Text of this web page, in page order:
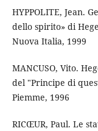
HYPPOLITE, Jean.
dello spirito» di
Nuova Italia, 1999
MANCUSO, Vito.
del "Principe di
Piemme, 1996
RICŒUR, Paul. Le